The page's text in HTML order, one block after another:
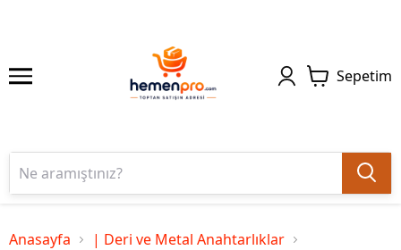
Sepetim
Anasayfa
| Deri ve Metal Anahtarlıklar